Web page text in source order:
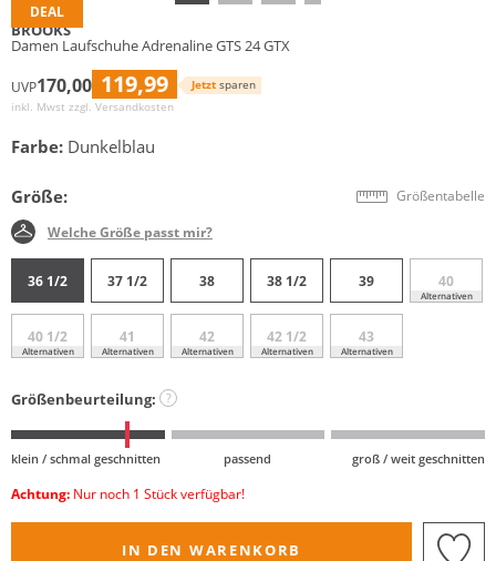
DEAL
BROOKS
Damen Laufschuhe Adrenaline GTS 24 GTX
UVP170,00 119,99 Jetzt sparen
inkl. Mwst zzgl. Versandkosten
Farbe: Dunkelblau
Größe: Größentabelle
Welche Größe passt mir?
36 1/2 37 1/2 38 38 1/2 39 40
Alternativen
40 1/2
Alternativen
41
Alternativen
42
Alternativen
42 1/2
Alternativen
43
Alternativen
Größenbeurteilung: ?
klein / schmal geschnitten passend groß / weit geschnitten
Achtung: Nur noch 1 Stück verfügbar!
IN DEN WARENKORB